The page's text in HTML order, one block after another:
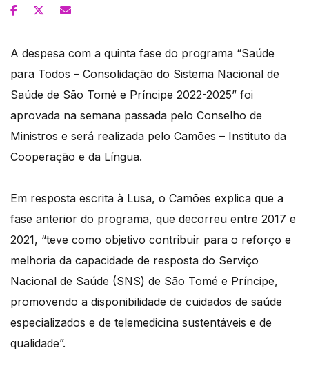
A despesa com a quinta fase do programa “Saúde
para Todos – Consolidação do Sistema Nacional de
Saúde de São Tomé e Príncipe 2022-2025” foi
aprovada na semana passada pelo Conselho de
Ministros e será realizada pelo Camões – Instituto da
Cooperação e da Língua.
Em resposta escrita à Lusa, o Camões explica que a
fase anterior do programa, que decorreu entre 2017 e
2021, “teve como objetivo contribuir para o reforço e
melhoria da capacidade de resposta do Serviço
Nacional de Saúde (SNS) de São Tomé e Príncipe,
promovendo a disponibilidade de cuidados de saúde
especializados e de telemedicina sustentáveis e de
qualidade”.